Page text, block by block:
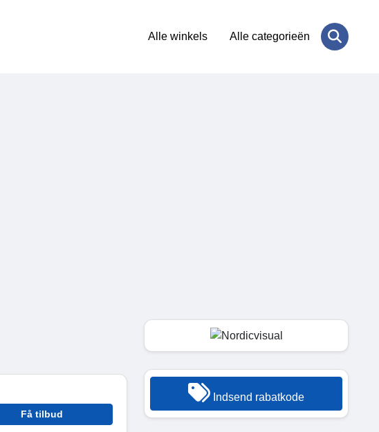
Alle winkels Alle categorieën
Få tilbud
Indsend rabatkode